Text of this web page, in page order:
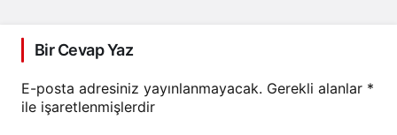
Bir Cevap Yaz
E-posta adresiniz yayınlanmayacak. Gerekli alanlar *
ile işaretlenmişlerdir